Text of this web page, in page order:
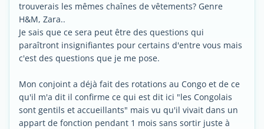
trouverais les mêmes chaînes de vêtements? Genre
H&M, Zara..
Je sais que ce sera peut être des questions qui
paraîtront insignifiantes pour certains d'entre vous mais
c'est des questions que je me pose.
Mon conjoint a déjà fait des rotations au Congo et de ce
qu'il m'a dit il confirme ce qui est dit ici "les Congolais
sont gentils et accueillants" mais vu qu'il vivait dans un
appart de fonction pendant 1 mois sans sortir juste à